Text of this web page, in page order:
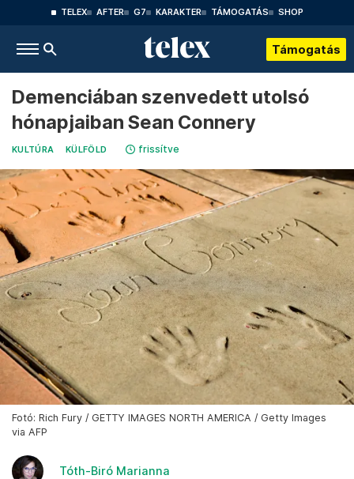
TELEX AFTER G7 KARAKTER TÁMOGATÁS SHOP
Támogatás
Demenciában szenvedett utolsó
hónapjaiban Sean Connery
KULTÚRA KÜLFÖLD frissítve
Fotó: Rich Fury / GETTY IMAGES NORTH AMERICA / Getty Images
via AFP
Tóth-Biró Marianna